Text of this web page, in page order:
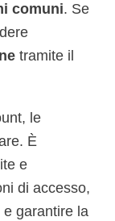
comuni. Se
tramite il
le
È
e
di accesso,
garantire la